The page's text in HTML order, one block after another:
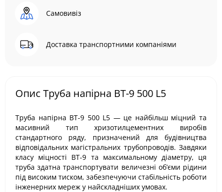
Самовивіз
Доставка транспортними компаніями
Опис Труба напірна ВТ-9 500 L5
Труба напірна ВТ-9 500 L5 — це найбільш міцний та
масивний тип хризотилцементних виробів
стандартного ряду, призначений для будівництва
відповідальних магістральних трубопроводів. Завдяки
класу міцності ВТ-9 та максимальному діаметру, ця
труба здатна транспортувати величезні об’єми рідини
під високим тиском, забезпечуючи стабільність роботи
інженерних мереж у найскладніших умовах.